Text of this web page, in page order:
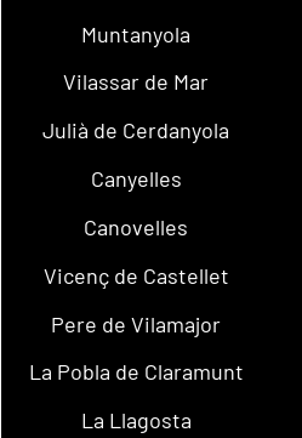
Muntanyola
Vilassar de Mar
Julià de Cerdanyola
Canyelles
Canovelles
Vicenç de Castellet
Pere de Vilamajor
La Pobla de Claramunt
La Llagosta